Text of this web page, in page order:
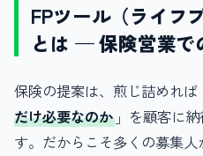
FPツール（ライフ
とは — 保険営業で
保険の提案は、煎じ詰めれば
だけ必要なのか 」を顧客に
す。だからこそ多くの募集